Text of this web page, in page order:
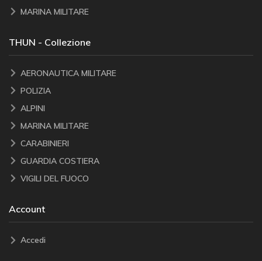
MARINA MILITARE
THUN - Collezione
AERONAUTICA MILITARE
POLIZIA
ALPINI
MARINA MILITARE
CARABINIERI
GUARDIA COSTIERA
VIGILI DEL FUOCO
Account
Accedi